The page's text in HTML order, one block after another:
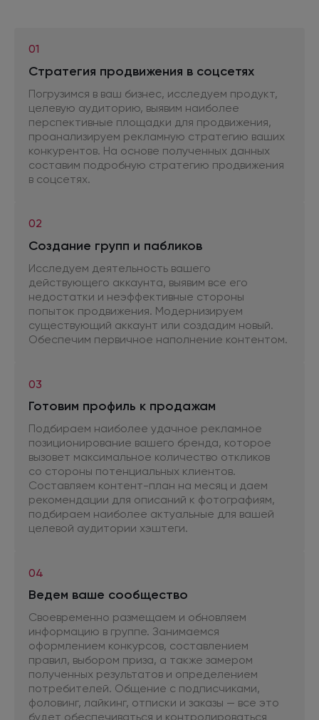
01
Стратегия продвижения в соцсетях
Погрузимся в ваш бизнес, исследуем продукт,
целевую аудиторию, выявим наиболее
перспективные площадки для продвижения,
проанализируем рекламную стратегию ваших
конкурентов. На основе полученных данных
составим подробную стратегию продвижения
в соцсетях.
02
Создание групп и пабликов
Исследуем деятельность вашего
действующего аккаунта, выявим все его
недостатки и неэффективные стороны
попыток продвижения. Модернизируем
существующий аккаунт или создадим новый.
Обеспечим первичное наполнение контентом.
03
Готовим профиль к продажам
Подбираем наиболее удачное рекламное
позиционирование вашего бренда, которое
вызовет максимальное количество откликов
со стороны потенциальных клиентов.
Составляем контент-план на месяц и даем
рекомендации для описаний к фотографиям,
подбираем наиболее актуальные для вашей
целевой аудитории хэштеги.
04
Ведем ваше сообщество
Своевременно размещаем и обновляем
информацию в группе. Занимаемся
оформлением конкурсов, составлением
правил, выбором приза, а также замером
полученных результатов и определением
потребителей. Общение с подписчиками,
фоловинг, лайкинг, отписки и заказы — все это
будет обеспечиваться и контролироваться